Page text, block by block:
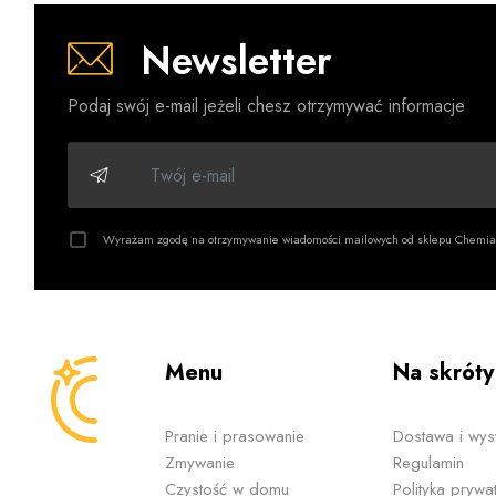
Marka
bogatej
Dlaczego
Szeroki
Fresh Air
Wybierając
Newsletter
Podaj swój e-mail jeżeli chesz otrzymywać informacje
Wyrażam zgodę na otrzymywanie wiadomości mailowych od sklepu
Menu
Pranie i prasowanie
Zmywanie
Czystość w domu
Na skróty
Dostawa i
Regulamin
Polityka